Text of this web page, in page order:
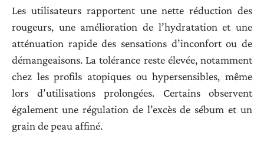
Les utilisateurs rapportent une nette réduction des
rougeurs, une amélioration de l’hydratation et une
atténuation rapide des sensations d’inconfort ou de
démangeaisons. La tolérance reste élevée, notamment
chez les profils atopiques ou hypersensibles, même
lors d’utilisations prolongées. Certains observent
également une régulation de l’excès de sébum et un
grain de peau affiné.